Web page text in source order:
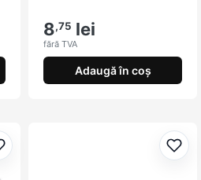
8,75 lei
fără TVA
Adaugă în coș
la favorite